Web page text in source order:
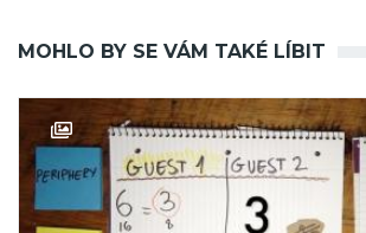
MOHLO BY SE VÁM TAKÉ LÍBIT